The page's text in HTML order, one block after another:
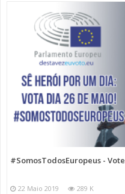
#SomosTodosEuropeus -
22 Maio 2019 289 K